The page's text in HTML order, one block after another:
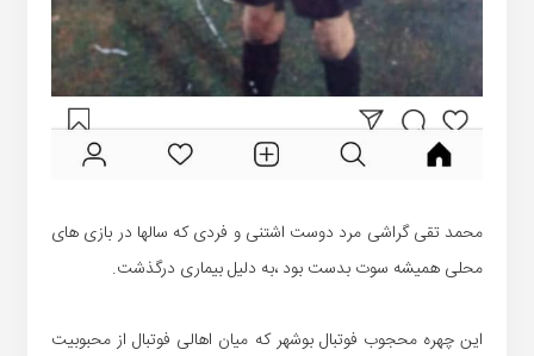
محمد تقی گراشی مرد دوست اشتنی و فردی که سالها در بازی های
محلی همیشه سوت بدست بود ،به دلیل بیماری درگذشت.
این چهره محجوب فوتبال بوشهر که میان اهالی فوتبال از محبوبیت